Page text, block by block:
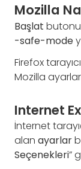
Mozilla
Başlat
-safe-mode
Firefox
Mozilla
Internet
İnternet
alan ayarlar
Seçenekleri”